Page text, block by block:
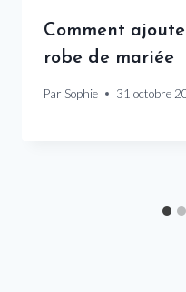
Comment
robe de mariée
Par Sophie 31 octobre